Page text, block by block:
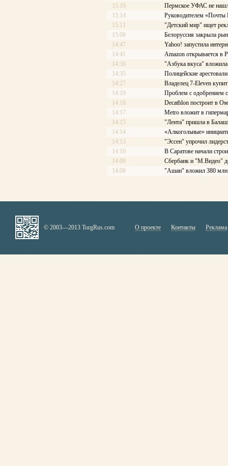
15:19
Пермское УФАС не
15:14
Руководителем «Почты
15:11
"Детский мир" ищет
15:08
Белоруссия закрыла
14:47
Yahoo! запустила
14:41
Amazon открывается в
14:36
"Азбука вкуса"
14:35
Полицейские
14:27
Владелец 7-Eleven
14:19
Проблем с одобрением
14:18
Decathlon построит в
14:17
Меtrо вложит в
14:15
"Лента" пришла в
14:14
«Алкогольные»
14:13
"Эссен" упрочил
14:10
В Саратове начали
14:09
Сбербанк и "М.Видео"
14:08
"Ашан" вложил 380 млн
© 2003—2013 TorgRus.com О проекте Контакты Реклама